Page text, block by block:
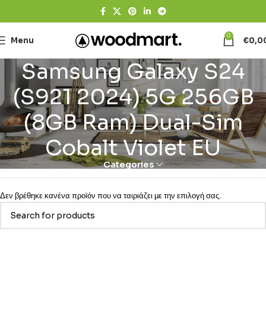
Menu 0 €
Samsung Galaxy S24
(S921 2024) 5G 256GB
(8GB Ram) Dual-Sim
Cobalt Violet EU
Categories
Δεν βρέθηκε κανένα προϊόν που να ταιριάζει με την επιλογή σας.